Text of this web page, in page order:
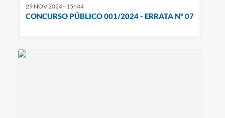
29 NOV 2024 - 15h44
CONCURSO PÚBLICO 001/2024 - ERRATA Nº 07